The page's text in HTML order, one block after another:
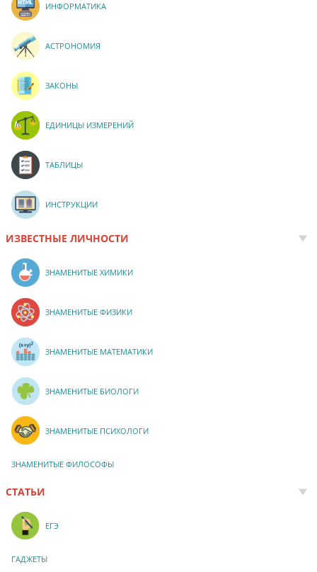
ИНФОРМАТИКА
АСТРОНОМИЯ
ЗАКОНЫ
ЕДИНИЦЫ ИЗМЕРЕНИЙ
ТАБЛИЦЫ
ИНСТРУКЦИИ
ИЗВЕСТНЫЕ ЛИЧНОСТИ
ЗНАМЕНИТЫЕ ХИМИКИ
ЗНАМЕНИТЫЕ ФИЗИКИ
ЗНАМЕНИТЫЕ МАТЕМАТИКИ
ЗНАМЕНИТЫЕ БИОЛОГИ
ЗНАМЕНИТЫЕ ПСИХОЛОГИ
ЗНАМЕНИТЫЕ ФИЛОСОФЫ
СТАТЬИ
ЕГЭ
ГАДЖЕТЫ